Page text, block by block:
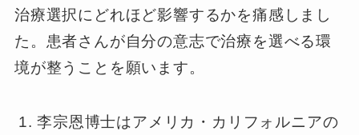
治療選択にどれほど影響するかを痛感しまし
た。患者さんが自分の意志で治療を選べる環
境が整うことを願います。
李宗恩博士はアメリカ・カリフォルニアの